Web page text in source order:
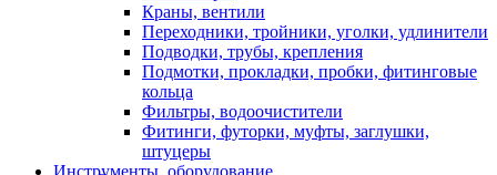
Краны, вентили
Переходники, тройники, уголки, удлинители
Подводки, трубы, крепления
Подмотки, прокладки, пробки, фитинговые
кольца
Фильтры, водоочистители
Фитинги, футорки, муфты, заглушки,
штуцеры
Инструменты, оборудование